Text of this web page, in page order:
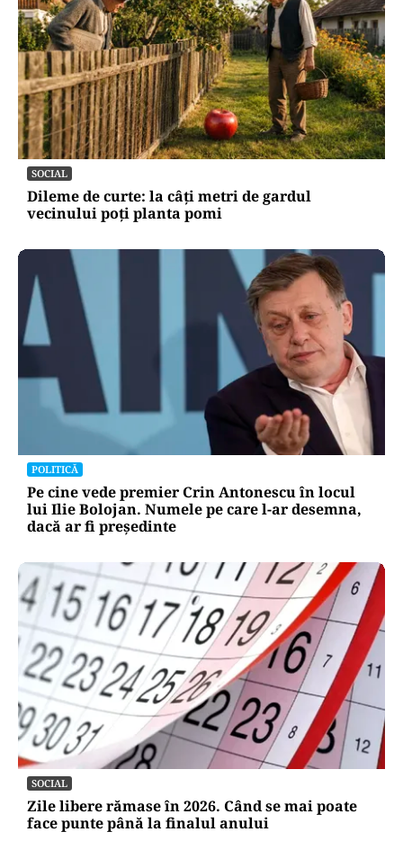
SOCIAL
Dileme de curte: la câți metri de gardul
vecinului poți planta pomi
POLITICĂ
Pe cine vede premier Crin Antonescu în locul
lui Ilie Bolojan. Numele pe care l-ar desemna,
dacă ar fi președinte
SOCIAL
Zile libere rămase în 2026. Când se mai poate
face punte până la finalul anului